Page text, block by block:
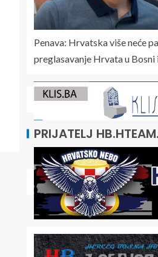
Penava: Hrvatska više neće
preglasavanje Hrvata u
PRIJATELJ